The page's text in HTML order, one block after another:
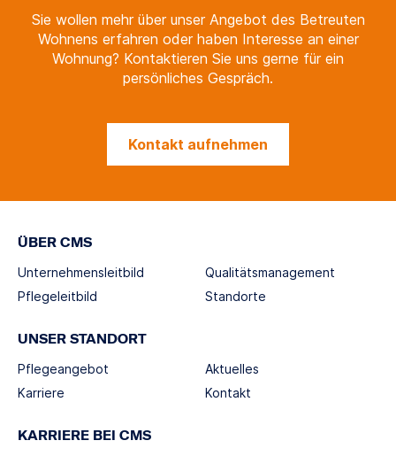
Sie wollen mehr über unser Angebot des Betreuten
Wohnens erfahren oder haben Interesse an einer
Wohnung? Kontaktieren Sie uns gerne für ein
persönliches Gespräch.
Kontakt aufnehmen
ÜBER CMS
Unternehmensleitbild
Pflegeleitbild
Qualitätsmanagement
Standorte
UNSER STANDORT
Pflegeangebot
Karriere
Aktuelles
Kontakt
KARRIERE BEI CMS